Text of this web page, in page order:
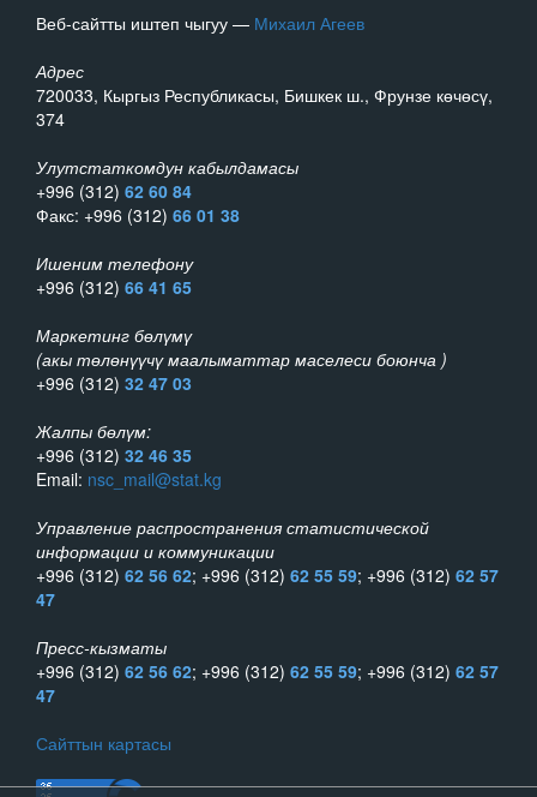
Веб-сайтты иштеп чыгуу — Михаил Агеев
Адрес
720033, Кыргыз Республикасы, Бишкек ш., Фрунзе көчөсү,
374
Улутстаткомдун кабылдамасы
+996 (312) 62 60 84
Факс: +996 (312) 66 01 38
Ишеним телефону
+996 (312) 66 41 65
Маркетинг бөлүмү
(акы төлөнүүчү маалыматтар маселеси боюнча )
+996 (312) 32 47 03
Жалпы бөлүм:
+996 (312) 32 46 35
Email: nsc_mail@stat.kg
Управление распространения статистической
информации и коммуникации
+996 (312) 62 56 62; +996 (312) 62 55 59; +996 (312) 62 57
47
Пресс-кызматы
+996 (312) 62 56 62; +996 (312) 62 55 59; +996 (312) 62 57
47
Сайттын картасы